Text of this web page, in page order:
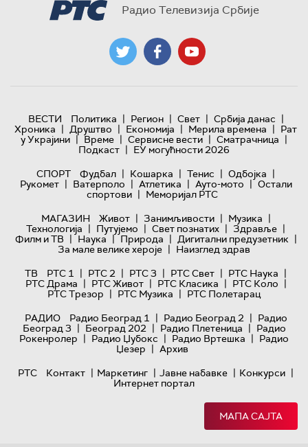
Радио Телевизија Србије
ВЕСТИ Политика | Регион | Свет | Србија данас |
Хроника | Друштво | Економија | Мерила времена | Рат
у Украјини | Време | Сервисне вести | Сматрачница |
Подкаст | ЕУ могућности 2026
СПОРТ
Фудбал | Кошарка | Тенис | Одбојка |
Рукомет | Ватерполо | Атлетика | Ауто-мото | Остали
спортови | Меморијал РТС
МАГАЗИН
Живот | Занимљивости | Музика |
Технологијa | Путујемо | Свет познатих | Здравље |
Филм и ТВ | Наука | Природа | Дигитални предузетник |
За мале велике хероје | Наизглед здрав
ТВ
РТС 1 | РТС 2 | РТС 3 | РТС Свет | РТС Наука |
РТС Драма | РТС Живот | РТС Класика | РТС Коло |
РТС Трезор | РТС Музика | РТС Полетарац
РАДИО
Радио Београд 1 | Радио Београд 2 | Радио
Београд 3 | Београд 202 | Радио Плетеница | Радио
Рокенролер | Радио Џубокс | Радио Вртешка | Радио
Џезер | Архив
РТС
Контакт | Маркетинг | Јавне набавке | Конкурси |
Интернет портал
МАПА САЈТА